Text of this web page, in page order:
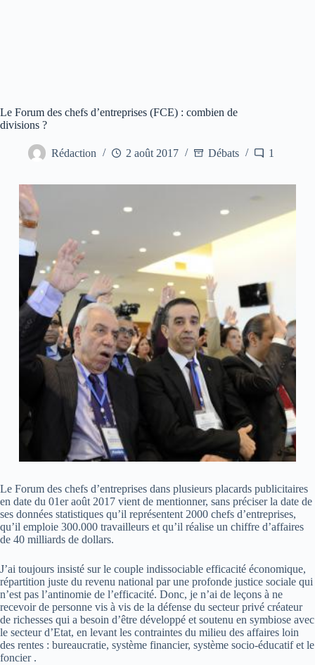
Le Forum des chefs d’entreprises (FCE) : combien de
divisions ?
Rédaction 2 août 2017 Débats 1
Le Forum des chefs d’entreprises dans plusieurs placards publicitaires
en date du 01er août 2017 vient de mentionner, sans préciser la date de
ses données statistiques qu’il représentent 2000 chefs d’entreprises,
qu’il emploie 300.000 travailleurs et qu’il réalise un chiffre d’affaires
de 40 milliards de dollars.
J’ai toujours insisté sur le couple indissociable efficacité économique,
répartition juste du revenu national par une profonde justice sociale qui
n’est pas l’antinomie de l’efficacité. Donc, je n’ai de leçons à ne
recevoir de personne vis à vis de la défense du secteur privé créateur
de richesses qui a besoin d’être développé et soutenu en symbiose avec
le secteur d’Etat, en levant les contraintes du milieu des affaires loin
des rentes : bureaucratie, système financier, système socio-éducatif et le
foncier .